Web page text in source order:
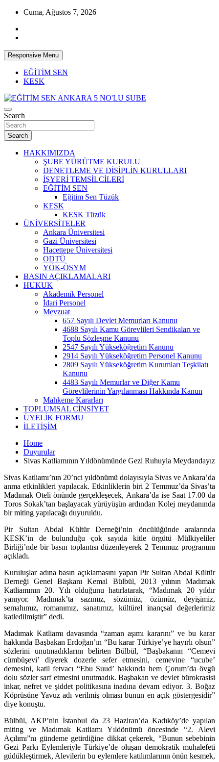
Skip
content
Cuma, Ağustos 7, 2026
Responsive Menu
EĞİTİM SEN
KESK
EĞİTİM SEN ANKARA 5 NO'LU ŞUBE
İnsan, Toplum, Doğa Yararına Üniversite
Search
Search
HAKKIMIZDA
ŞUBE YÜRÜTME KURULU
DENETLEME VE DİSİPLİN KURULLARI
İŞYERİ TEMSİLCİLERİ
EĞİTİM SEN
Eğitim Sen Tüzük
KESK
KESK Tüzük
ÜNİVERSİTELER
Ankara Üniversitesi
Gazi Üniversitesi
Hacettepe Üniversitesi
ODTÜ
YÖK-ÖSYM
BASIN AÇIKLAMALARI
HUKUK
Akademik Personel
İdari Personel
Mevzuat
657 Sayılı Devlet Memurları Kanunu
4688 Sayılı Kamu Görevlileri Sendikaları ve
Toplu Sözleşme Kanunu
2547 Sayılı Yükseköğretim Kanunu
2914 Sayılı Yükseköğretim Personel Kanunu
2809 Sayılı Yükseköğretim Kurumları Teşkilatı
Kanunu
4483 Sayılı Memurlar ve Diğer Kamu
Görevlilerinin Yargılanması Hakkında Kanun
Mahkeme Kararları
TOPLUMSAL CİNSİYET
ÜYELİK FORMU
İLETİŞİM
Home
Duyurular
Sivas Katliamının Yıldönümünde Gezi Ruhuyla Meydandayız
Sivas Katliamı’nın 20’nci yıldönümü dolayısıyla Sivas ve Ankara’da
anma etkinlikleri yapılacak. Etkinliklerin biri 2 Temmuz’da Sivas’ta
Madımak Oteli önünde gerçekleşecek, Ankara’da ise Saat 17.00 da
Toros Sokak’tan başlayacak yürüyüşün ardından Kolej meydanında
bir miting yapılacağı duyuruldu.
Pir Sultan Abdal Kültür Derneği’nin öncülüğünde aralarında
KESK’in de bulunduğu çok sayıda kitle örgütü Mülkiyeliler
Birliği’nde bir basın toplantısı düzenleyerek 2 Temmuz programını
açıkladı.
Kuruluşlar adına basın açıklamasını yapan Pir Sultan Abdal Kültür
Derneği Genel Başkanı Kemal Bülbül, 2013 yılının Madımak
Katliamının 20. Yılı olduğunu hatırlatarak, “Madımak 20 yıldır
yanıyor. Madımak’ta sazımız, sözümüz, özümüz, deyişimiz,
semahımız, romanımız, sanatımız, kültürel inançsal değerlerimiz
katledilmiştir” dedi.
Madımak Katliamı davasında “zaman aşımı kararını” ve bu karar
hakkında Başbakan Erdoğan’ın “Bu karar Türkiye’ye hayırlı olsun”
sözlerini unutmadıklarını belirten Bülbül, “Başbakanın “Cemevi
cümbüşevi’ diyerek dozerle sefer etmesini, cemevine “ucube’
demesini, katil fetvacı “Ebu Suud’ hakkında hem Çorum’da övgü
dolu sözler sarf etmesini unutmadık. Başbakan ve devlet bürokrasisi
inkar, nefret ve şiddet politikasına inadına devam ediyor. 3. Boğaz
Köprüsüne Yavuz adı verilmiş olması bunun en açık göstergesidir”
diye konuştu.
Bülbül, AKP’nin İstanbul da 23 Haziran’da Kadıköy’de yapılan
miting ve Madımak Katliamı Yıldönümü öncesinde “2. Alevi
Açılımı”nı gündeme getirdiğine dikkat çekerek, “Bunun sebebinin
Gezi Parkı Eylemleriyle Türkiye’de oluşan demokratik muhalefeti
güdükleştirmek, Alevilerin bu eylemlere katılımlarının önün kesmek,